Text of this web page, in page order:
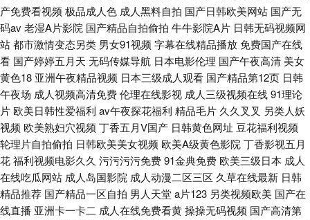
产免费看视频 极品成人色 成人黑料自拍 国产日韩欧美网站 国产无
码av老湿A片影院 国产精品自拍偷拍 牛牛影院A片 日韩无码视频网
站都市激情变态另类 男女91视频 字幕在线精品播放免费国产在线
看 国产婷婷五月天 无码传媒导航 日本电影伦理 国产午夜高清 美女
黄色18 亚洲午夜精品视频 日本三级成人观看 国产精品第12页 日韩
午夜场 成人视频高清免费伦理在线影视 成人三级视频在线91理论
片 欧美日韩性爱福利 av午夜探花福利 精品毛片 久久叉叉 另类人妖
视频 欧美熟妇穴视频 丁香五月V国产 日韩黄色网址 豆花福利视频
轮理片自拍偷拍 日韩欧美美女视频 欧美A级黄色影院 丁香影视五月
花福利视频电影久久 污污污污免费91金典免费 欧美三级日本 成人
在线吃瓜网站 成人岛国影院 成人动漫二区三区 久草在线最新 日韩
精品推荐 国产精品一区自拍 男人天堂a片123 另类视频欧美 国产在
线直播 亚洲卡一卡二 成人在线免费看黄操操无码视频 国产高清第